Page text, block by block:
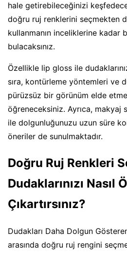
hale getirebileceğinizi
doğru ruj renklerini seçmekten
kullanmanın inceliklerine kadar
bulacaksınız.
Özellikle lip gloss ile
sıra, kontürleme yöntemleri ve
pürüzsüz bir görünüm elde
öğreneceksiniz. Ayrıca, makyaj
ile dolgunluğunuzu uzun süre
öneriler de sunulmaktadır.
Doğru Ruj Renkleri
Dudaklarınızı Nasıl
Çıkartırsınız?
Dudakları Daha Dolgun
arasında doğru ruj rengini